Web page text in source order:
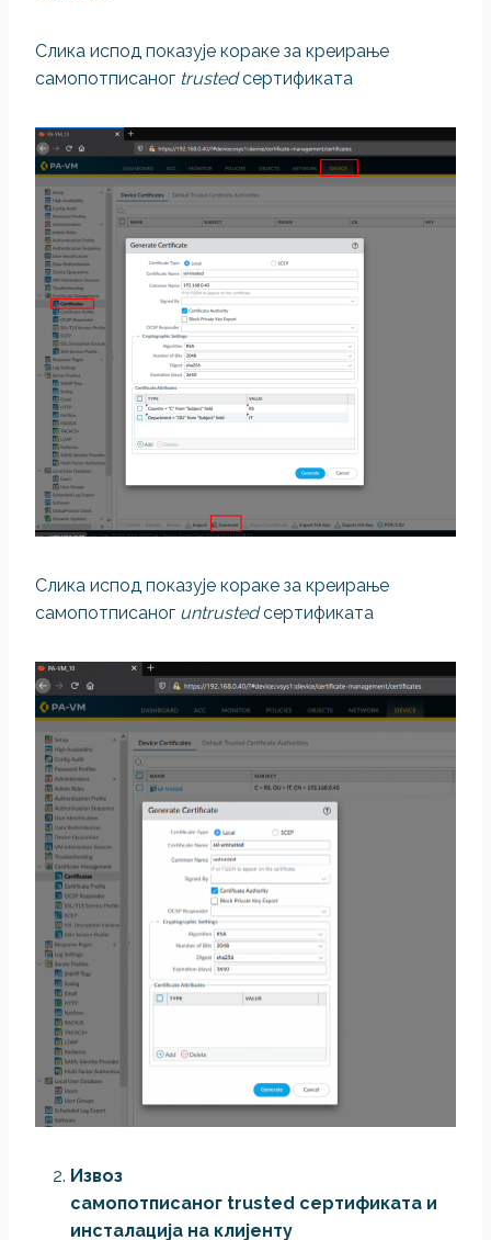
Слика испод показује кораке за креирање
самопотписаног trustedсертификата
Слика испод показује кораке за креирање
самопотписаног untrustedсертификата
Извоз
самопотписаног trusted сертификата и
инсталација на клијенту